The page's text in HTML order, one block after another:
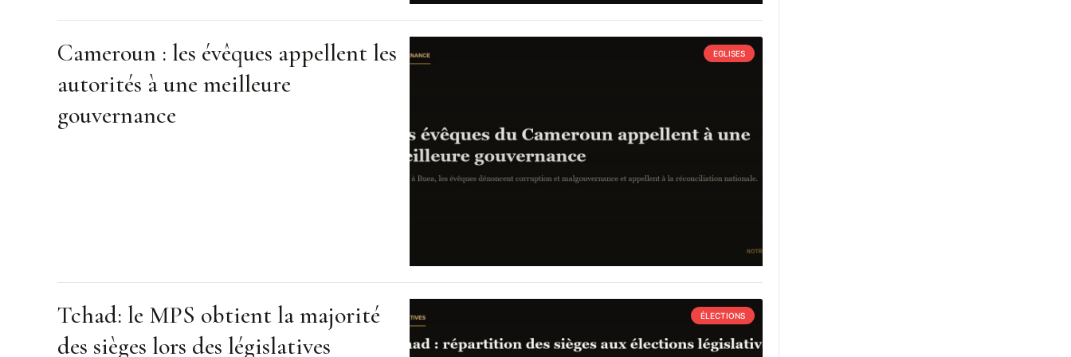
EGLISES
Cameroun : les évêques appellent les
autorités à une meilleure
gouvernance
ÉLECTIONS
Tchad: le MPS obtient la majorité
des sièges lors des législatives